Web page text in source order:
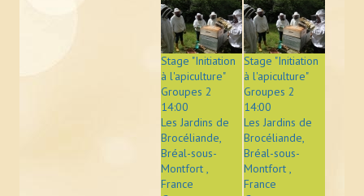
Stage "Initiation
à l'apiculture"
Groupes 2
14:00
Les Jardins de
Brocéliande,
Bréal-sous-
Montfort ,
France
Stage "Initiation
à l'apiculture"
Groupes 2
14:00
Les Jardins de
Brocéliande,
Bréal-sous-
Montfort ,
France